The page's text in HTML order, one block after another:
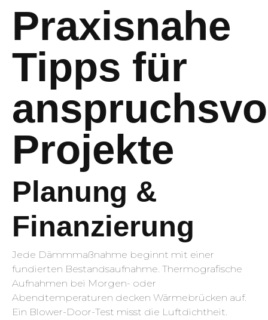
Praxisnahe
Tipps für
Projekte
Planung &
Finanzierung
Jede Dämmmaßnahme beginnt mit einer
fundierten Bestandsaufnahme. Thermografische
Aufnahmen bei Morgen- oder
Abendtemperaturen decken Wärmebrücken auf.
Ein Blower-Door-Test misst die Luftdichtheit.